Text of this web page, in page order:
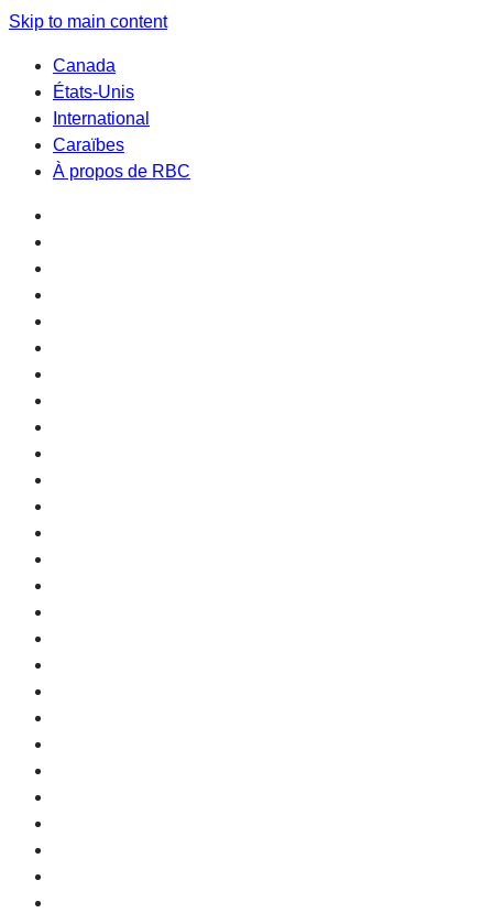
Skip to main content
Canada
États-Unis
International
Caraïbes
À propos de RBC